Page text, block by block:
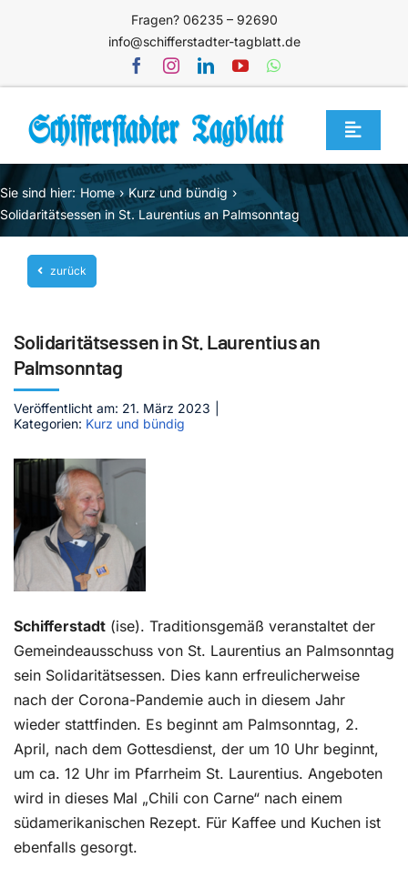
Fragen? 06235 – 92690
info@schifferstadter-tagblatt.de
Toggle
Home
Themen
Blog
Unternehmen
Mediathek
Jetzt abonnieren
Sie sind hier: Home
Kurz und bündig
Solidaritätsessen in St. Laurentius an Palmsonntag
zurück
Solidaritätsessen in St. Laurentius an
Palmsonntag
Veröffentlicht am: 21. März 2023
Kategorien: Kurz und bündig
Schifferstadt (ise). Traditionsgemäß veranstaltet der
Gemeindeausschuss von St. Laurentius an Palmsonntag
sein Solidaritätsessen. Dies kann erfreulicherweise
nach der Corona-Pandemie auch in diesem Jahr
wieder stattfinden. Es beginnt am Palmsonntag, 2.
April, nach dem Gottesdienst, der um 10 Uhr beginnt,
um ca. 12 Uhr im Pfarrheim St. Laurentius. Angeboten
wird in dieses Mal „Chili con Carne“ nach einem
südamerikanischen Rezept. Für Kaffee und Kuchen ist
ebenfalls gesorgt.